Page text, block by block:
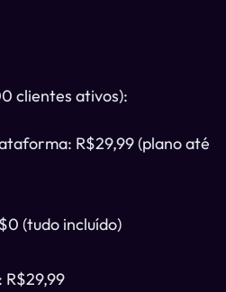
clientes ativos):
R$29,99 (plano até
(tudo incluído)